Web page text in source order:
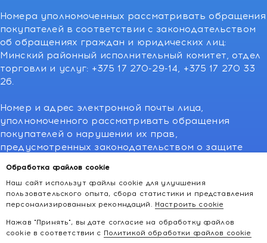
Обработка файлов cookie
Наш сайт использут файлы cookie для улучшения
пользовательского опыта, сбора статистики и представления
персонализированных рекомндаций. Настроить cookie
Нажав "Принять", вы дате согласие на обработку файлов
cookie в соответствии с Политикой обработки файлов cookie
Номера уполномоченных рассматривать обращения
покупателей в соответствии с законодательством
об обращениях граждан и юридических лиц:
Минский районный исполнительный комитет, отдел
торговли и услуг: +375 17 270-29-14, +375 17 270 33
26.
Номер и адрес электронной почты лица,
уполномоченного рассматривать обращения
покупателей о нарушении их прав,
предусмотренных законодательством о защите
операторов), info@kakvapteke.by